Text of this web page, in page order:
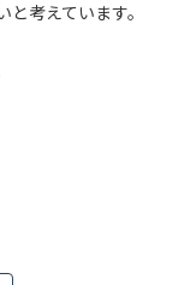
考えています。